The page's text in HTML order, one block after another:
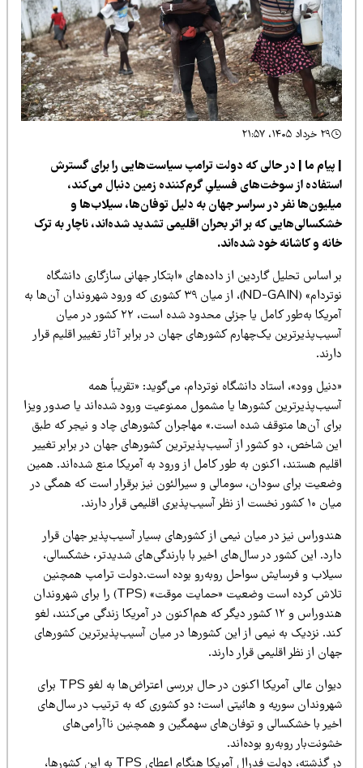
ما | در حالی که دولت ترامپ سیاست‌هایی را برای گسترش
از سوخت‌های فسیلیِ گرم‌کننده زمین دنبال می‌کند،
نفر در سراسر جهان به دلیل توفان‌ها، سیلاب‌ها و
که بر اثر بحران اقلیمی تشدید شده‌اند، ناچار به ترک
و کاشانه خود شده‌اند.
اساس تحلیل گاردین از داده‌های «ابتکار جهانی سازگاری دانشگاه
نوتردام» (ND-GAIN)، از میان ۳۹ کشوری که ورود شهروندان آن‌ها به
آمریکا به‌طور کامل یا جزئی محدود شده است، ۲۲ کشور در میان
یک‌چهارم کشورهای جهان در برابر آثار تغییر اقلیم قرار
وود»، استاد دانشگاه نوتردام، می‌گوید: «تقریباً همه
کشورها یا مشمول ممنوعیت ورود شده‌اند یا صدور ویزا
آن‌ها متوقف شده است.» مهاجران کشورهای چاد و نیجر که طبق
شاخص، دو کشور از آسیب‌پذیرترین کشورهای جهان در برابر تغییر
هستند، اکنون به طور کامل از ورود به آمریکا منع شده‌اند. همین
برای سودان، سومالی و سیرالئون نیز برقرار است که همگی در
نیز در میان نیمی از کشورهای بسیار آسیب‌پذیر جهان قرار
این کشور در سال‌های اخیر با بارندگی‌های شدیدتر، خشکسالی،
و فرسایش سواحل روبه‌رو بوده است.دولت ترامپ همچنین
تلاش کرده است وضعیت «حمایت موقت» (TPS) را برای شهروندان
هندوراس و ۱۲ کشور دیگر که هم‌اکنون در آمریکا زندگی می‌کنند، لغو
نزدیک به نیمی از این کشورها در میان آسیب‌پذیرترین کشورهای
از نظر اقلیمی قرار دارند.
دیوان عالی آمریکا اکنون در حال بررسی اعتراض‌ها به لغو TPS برای
سوریه و هائیتی است؛ دو کشوری که به ترتیب در سال‌های
با خشکسالی و توفان‌های سهمگین و همچنین ناآرامی‌های
روبه‌رو بوده‌اند.
در گذشته، دولت فدرال آمریکا هنگام اعطای TPS به این کشورها،